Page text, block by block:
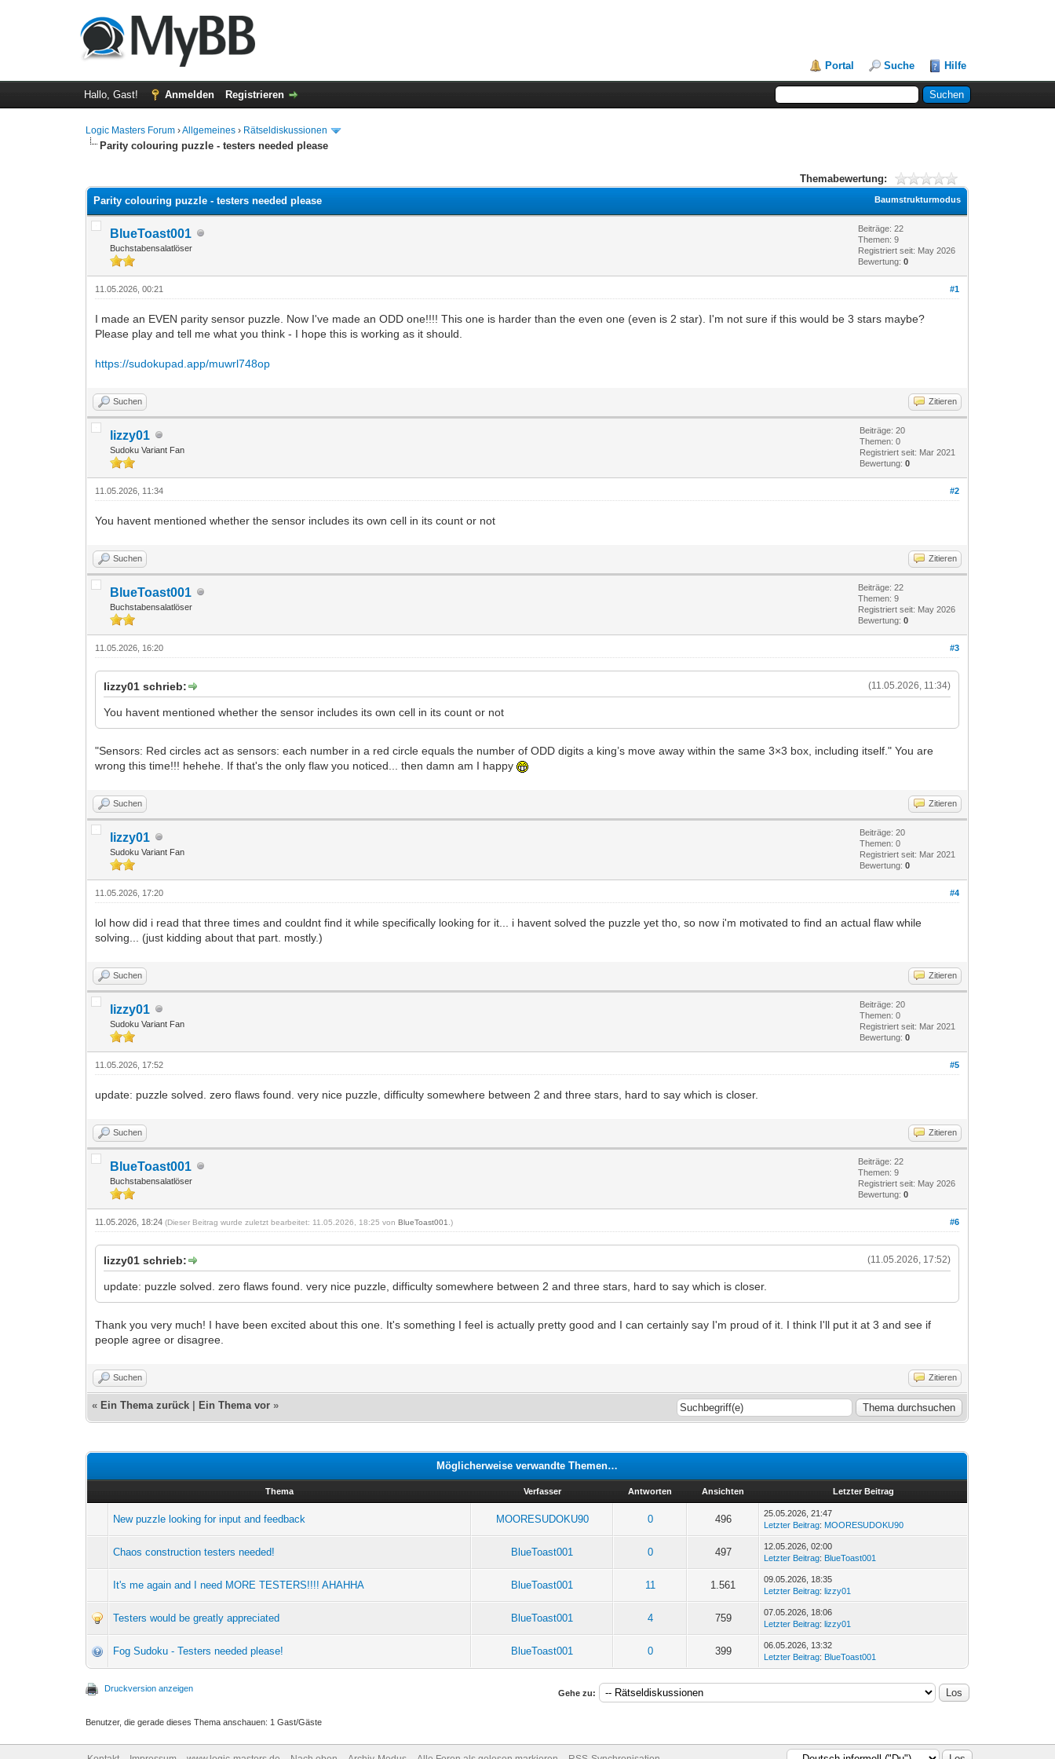
Portal Suche Hilfe
Hallo, Gast! Anmelden Registrieren
Logic Masters Forum ›Allgemeines › Rätseldiskussionen
Parity colouring puzzle - testers needed please
Themabewertung:
Baumstrukturmodus
Parity colouring puzzle - testers needed please
BlueToast001
Buchstabensalatlöser
Beiträge: 22
Themen: 9
Registriert seit: May 2026
Bewertung:0
#1
11.05.2026, 00:21
I made an EVEN parity sensor puzzle. Now I've made an ODD one!!!! This one is harder than the even one (even is 2 star). I'm not sure if this would be 3 stars maybe?
Please play and tell me what you think - I hope this is working as it should.
https://sudokupad.app/muwrl748op
Suchen Zitieren
lizzy01
Sudoku Variant Fan
Beiträge: 20
Themen: 0
Registriert seit: Mar 2021
Bewertung:0
#2
11.05.2026, 11:34
You havent mentioned whether the sensor includes its own cell in its count or not
Suchen Zitieren
BlueToast001
Buchstabensalatlöser
Beiträge: 22
Themen: 9
Registriert seit: May 2026
Bewertung:0
#3
11.05.2026, 16:20
(11.05.2026, 11:34)
lizzy01 schrieb:
You havent mentioned whether the sensor includes its own cell in its count or not
"Sensors: Red circles act as sensors: each number in a red circle equals the number of ODD digits a king’s move away within the same 3×3 box, including itself." You are
wrong this time!!! hehehe. If that's the only flaw you noticed... then damn am I happy
Suchen Zitieren
lizzy01
Sudoku Variant Fan
Beiträge: 20
Themen: 0
Registriert seit: Mar 2021
Bewertung:0
#4
11.05.2026, 17:20
lol how did i read that three times and couldnt find it while specifically looking for it... i havent solved the puzzle yet tho, so now i'm motivated to find an actual flaw while
solving... (just kidding about that part. mostly.)
Suchen Zitieren
lizzy01
Sudoku Variant Fan
Beiträge: 20
Themen: 0
Registriert seit: Mar 2021
Bewertung:0
#5
11.05.2026, 17:52
update: puzzle solved. zero flaws found. very nice puzzle, difficulty somewhere between 2 and three stars, hard to say which is closer.
Suchen Zitieren
BlueToast001
Buchstabensalatlöser
Beiträge: 22
Themen: 9
Registriert seit: May 2026
Bewertung:0
#6
11.05.2026, 18:24(Dieser Beitrag wurde zuletzt bearbeitet: 11.05.2026, 18:25 vonBlueToast001 .)
(11.05.2026, 17:52)
lizzy01 schrieb:
update: puzzle solved. zero flaws found. very nice puzzle, difficulty somewhere between 2 and three stars, hard to say which is closer.
Thank you very much! I have been excited about this one. It's something I feel is actually pretty good and I can certainly say I'm proud of it. I think I'll put it at 3 and see if
people agree or disagree.
Suchen Zitieren
« Ein Thema zurück Ein Thema vor »
Möglicherweise verwandte Themen…
Thema Verfasser Antworten Ansichten Letzter Beitrag
New puzzle looking for input and feedback MOORESUDOKU90 0 496
25.05.2026, 21:47
Letzter Beitrag: MOORESUDOKU90
Chaos construction testers needed! BlueToast001 0 497
12.05.2026, 02:00
Letzter Beitrag: BlueToast001
It's me again and I need MORE TESTERS!!!! AHAHHA BlueToast001 11 1.561
09.05.2026, 18:35
Letzter Beitrag:lizzy01
Testers would be greatly appreciated BlueToast001 4 759
07.05.2026, 18:06
Letzter Beitrag:lizzy01
Fog Sudoku - Testers needed please! BlueToast001 0 399
06.05.2026, 13:32
Letzter Beitrag: BlueToast001
Druckversion anzeigen Gehe zu:
Benutzer, die gerade dieses Thema anschauen: 1 Gast/Gäste